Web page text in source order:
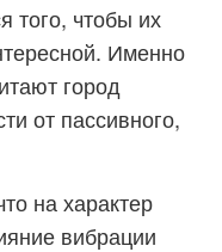
того, чтобы их
Именно
город
от пассивного,
на характер
вибрации